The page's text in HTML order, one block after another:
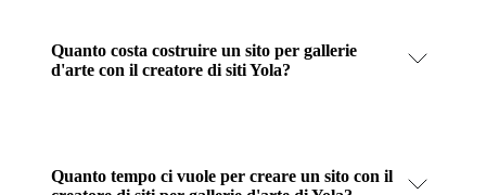
Quanto costa costruire un sito per gallerie
d'arte con il creatore di siti Yola?
Quanto tempo ci vuole per creare un sito con il